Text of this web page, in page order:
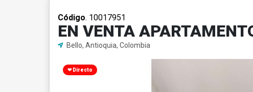
Código. 10017951
EN VENTA
Bello, Antioquia, Colombia
❤ Directo